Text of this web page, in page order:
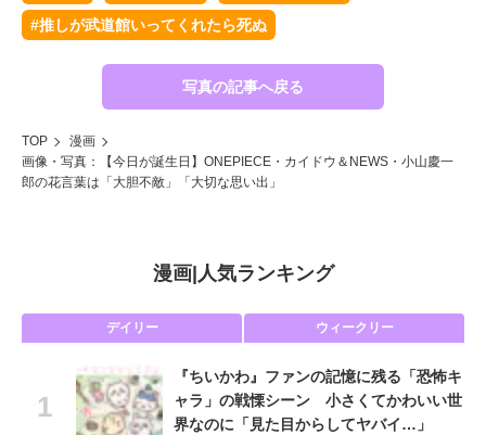
#推しが武道館いってくれたら死ぬ
写真の記事へ戻る
TOP
漫画
画像・写真：【今日が誕生日】ONEPIECE・カイドウ＆NEWS・小山慶一
郎の花言葉は「大胆不敵」「大切な思い出」
漫画| 人気ランキング
デイリー ウィークリー
『ちいかわ』ファンの記憶に残る「恐怖キ
ャラ」の戦慄シーン 小さくてかわいい世
界なのに「見た目からしてヤバイ…」